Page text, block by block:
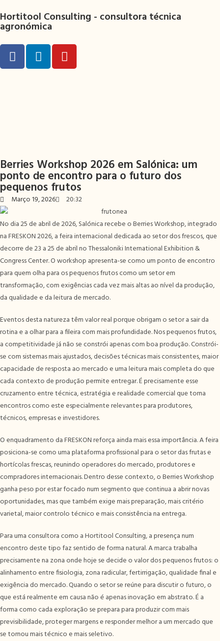
Hortitool Consulting - consultora técnica
agronómica
Berries Workshop 2026 em Salónica: um
ponto de encontro para o futuro dos
pequenos frutos
Março 19, 2026 20:32
No dia 25 de abril de 2026, Salónica recebe o Berries Workshop, integrado
na FRESKON 2026, a feira internacional dedicada ao setor dos frescos, que
decorre de 23 a 25 de abril no Thessaloniki International Exhibition &
Congress Center. O workshop apresenta-se como um ponto de encontro
para quem olha para os pequenos frutos como um setor em
transformação, com exigências cada vez mais altas ao nível da produção,
da qualidade e da leitura de mercado.
Eventos desta natureza têm valor real porque obrigam o setor a sair da
rotina e a olhar para a fileira com mais profundidade. Nos pequenos frutos,
a competitividade já não se constrói apenas com boa produção. Constrói-
se com sistemas mais ajustados, decisões técnicas mais consistentes, maior
capacidade de resposta ao mercado e uma leitura mais completa do que
cada contexto de produção permite entregar. É precisamente esse
cruzamento entre técnica, estratégia e realidade comercial que torna
encontros como este especialmente relevantes para produtores,
técnicos, empresas e investidores.
O enquadramento da FRESKON reforça ainda mais essa importância. A feira
posiciona-se como uma plataforma profissional para o setor das frutas e
hortícolas frescas, reunindo operadores do mercado, produtores e
compradores internacionais. Dentro desse contexto, o Berries Workshop
ganha peso por estar focado num segmento que continua a abrir novas
oportunidades, mas que também exige mais preparação, mais critério
varietal, maior controlo técnico e mais consistência na entrega.
Para uma consultora como a Hortitool Consulting, a presença num
encontro deste tipo faz sentido de forma natural. A marca trabalha
precisamente na zona onde hoje se decide o valor dos pequenos frutos: o
alinhamento entre fisiologia, zona radicular, fertirrigação, qualidade final e
exigência do mercado. Quando o setor se reúne para discutir o futuro, o
que está realmente em causa não é apenas inovação em abstrato. É a
forma como cada exploração se prepara para produzir com mais
previsibilidade, proteger margens e responder melhor a um mercado que
se tornou mais técnico e mais seletivo.